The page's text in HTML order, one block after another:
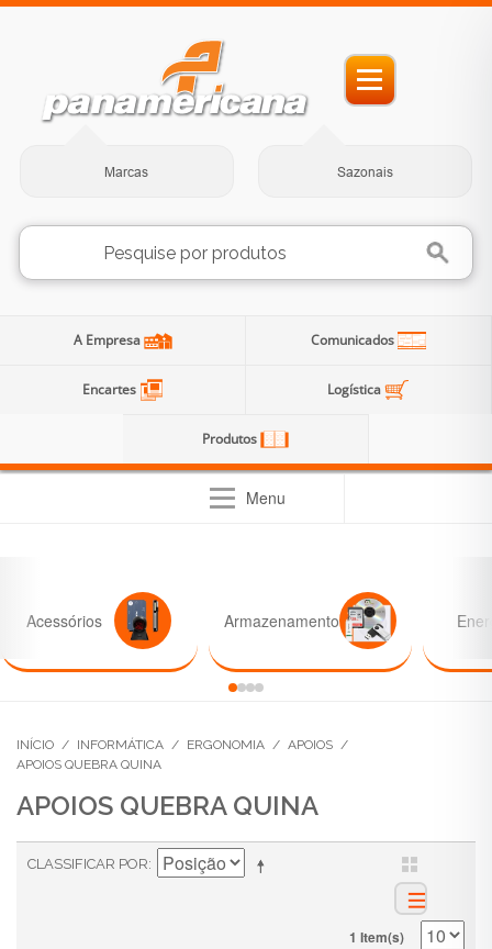
Marcas Sazonais
A Empresa Comunicados
Encartes Logística
Produtos
Menu
Acessórios Armazenamento
INÍCIO / INFORMÁTICA / ERGONOMIA / APOIOS /
APOIOS QUEBRA QUINA
APOIOS QUEBRA QUINA
CLASSIFICAR POR
1 Item(s)